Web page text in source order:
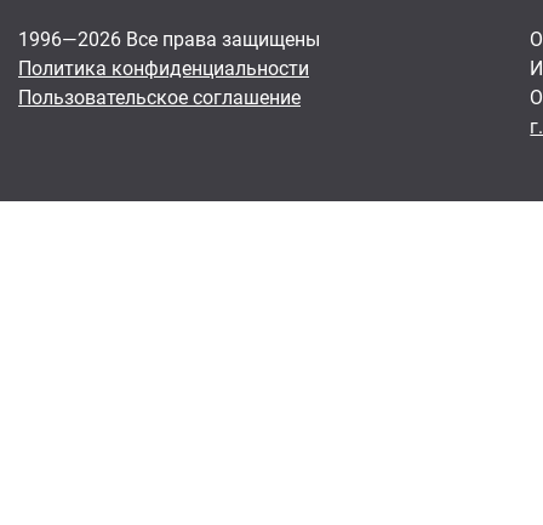
1996—2026 Все права защищены
Политика конфиденциальности
Пользовательское соглашение